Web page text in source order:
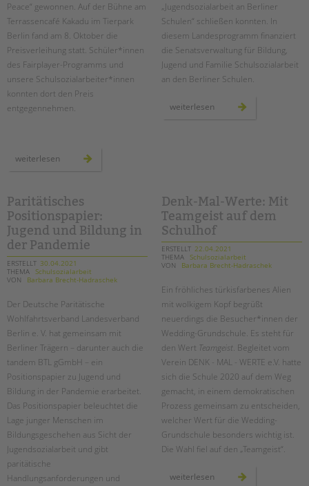
Peace“ gewonnen. Auf der Bühne am
Terrassencafé Kakadu im Tierpark
Berlin fand am 8. Oktober die
Preisverleihung statt. Schüler*innen
des Fairplayer-Programms und
unsere Schulsozialarbeiter*innen
konnten dort den Preis
entgegennehmen.
weiterlesen preisverleihung
grundschule
an
der
bäke
„Jugendsozialarbeit an Berliner
Schulen“ schließen konnten. In
diesem Landesprogramm finanziert
die Senatsverwaltung für Bildung,
Jugend und Familie Schulsozialarbeit
an den Berliner Schulen.
weiterlesen ausbau
landesprogramm
Paritätisches
Positionspapier:
Jugend und Bildung in
der Pandemie
ERSTELLT 30.04.2021
THEMA Schulsozialarbeit
VON
Barbara Brecht-Hadraschek
Der Deutsche Paritätische
Wohlfahrtsverband Landesverband
Berlin e. V. hat gemeinsam mit
Berliner Trägern – darunter auch die
tandem BTL gGmbH – ein
Positionspapier zu Jugend und
Bildung in der Pandemie erarbeitet.
Das Positionspapier beleuchtet die
Lage junger Menschen im
Bildungsgeschehen aus Sicht der
Jugendsozialarbeit und gibt
paritätische
Handlungsanforderungen und
Denk-Mal-Werte: Mit
Teamgeist auf dem
Schulhof
ERSTELLT 22.04.2021
THEMA Schulsozialarbeit
VON
Barbara Brecht-Hadraschek
Ein fröhliches türkisfarbenes Alien
mit wolkigem Kopf begrüßt
neuerdings die Besucher*innen der
Wedding-Grundschule. Es steht für
den Wert Teamgeist. Begleitet vom
Verein DENK - MAL - WERTE e.V. hatte
sich die Schule 2020 auf dem Weg
gemacht, in einem demokratischen
Prozess gemeinsam zu entscheiden,
welcher Wert für die Wedding-
Grundschule besonders wichtig ist.
Die Wahl fiel auf den „Teamgeist“.
weiterlesen